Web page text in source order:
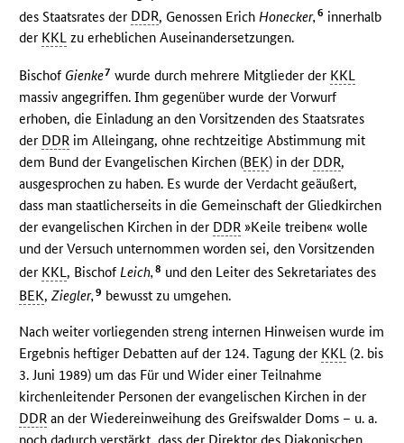
des Staatsrates der DDR, Genossen Erich Honecker, 6 innerhalb
der KKL zu erheblichen Auseinandersetzungen.
Bischof Gienke7 wurde durch mehrere Mitglieder der KKL
massiv angegriffen. Ihm gegenüber wurde der Vorwurf
erhoben, die Einladung an den Vorsitzenden des Staatsrates
der DDR im Alleingang, ohne rechtzeitige Abstimmung mit
dem Bund der Evangelischen Kirchen (BEK) in der DDR,
ausgesprochen zu haben. Es wurde der Verdacht geäußert,
dass man staatlicherseits in die Gemeinschaft der Gliedkirchen
der evangelischen Kirchen in der DDR »Keile treiben« wolle
und der Versuch unternommen worden sei, den Vorsitzenden
der KKL, BischofLeich,8 und den Leiter des Sekretariates des
BEK,Ziegler,9 bewusst zu umgehen.
Nach weiter vorliegenden streng internen Hinweisen wurde im
Ergebnis heftiger Debatten auf der 124. Tagung der KKL (2. bis
3. Juni 1989) um das Für und Wider einer Teilnahme
kirchenleitender Personen der evangelischen Kirchen in der
DDR an der Wiedereinweihung des Greifswalder Doms – u. a.